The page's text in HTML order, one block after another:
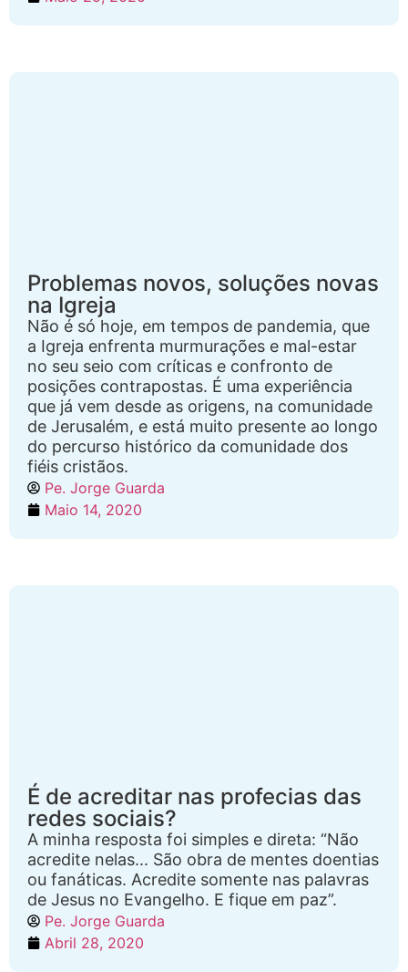
Problemas novos, soluções novas
na Igreja
Não é só hoje, em tempos de pandemia, que
a Igreja enfrenta murmurações e mal-estar
no seu seio com críticas e confronto de
posições contrapostas. É uma experiência
que já vem desde as origens, na comunidade
de Jerusalém, e está muito presente ao longo
do percurso histórico da comunidade dos
fiéis cristãos.
Pe. Jorge Guarda
Maio 14, 2020
É de acreditar nas profecias das
redes sociais?
A minha resposta foi simples e direta: “Não
acredite nelas... São obra de mentes doentias
ou fanáticas. Acredite somente nas palavras
de Jesus no Evangelho. E fique em paz”.
Pe. Jorge Guarda
Abril 28, 2020